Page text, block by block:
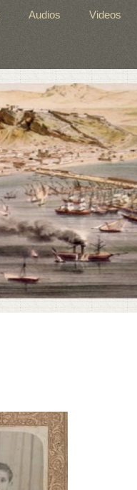
Audios Videos